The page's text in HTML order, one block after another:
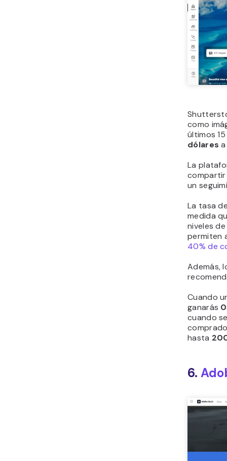
como
últimos
dólares
La
compartir
un
La tasa
medida
niveles
permiten
40% de
Además,
Cuando
ganarás
cuando
hasta
6.